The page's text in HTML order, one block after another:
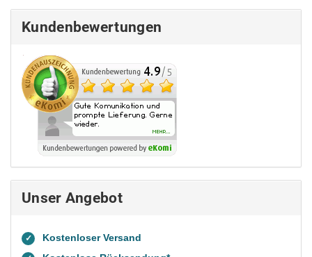
Kundenbewertungen
Unser Angebot
✓ Kostenloser Versand